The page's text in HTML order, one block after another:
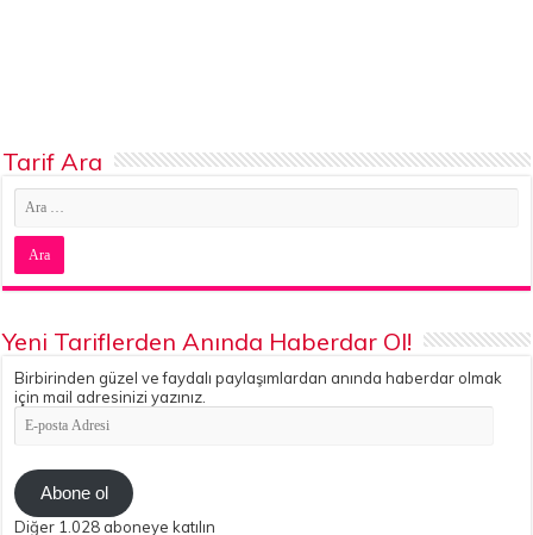
Tarif Ara
Yeni Tariflerden Anında Haberdar Ol!
Birbirinden güzel ve faydalı paylaşımlardan anında haberdar olmak
için mail adresinizi yazınız.
E-
posta
Abone ol
Diğer 1.028 aboneye katılın